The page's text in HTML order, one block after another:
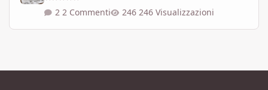
2 Commenti 246 Visualizzazioni